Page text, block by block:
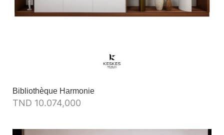
Bibliothèque Harmonie
TND 10.074,000